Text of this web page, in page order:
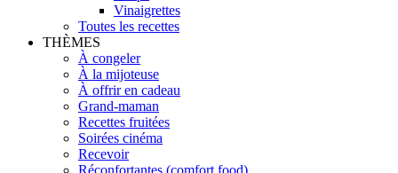
Vinaigrettes
Toutes les recettes
THÈMES
À congeler
À la mijoteuse
À offrir en cadeau
Grand-maman
Recettes fruitées
Soirées cinéma
Recevoir
Réconfortantes (comfort food)